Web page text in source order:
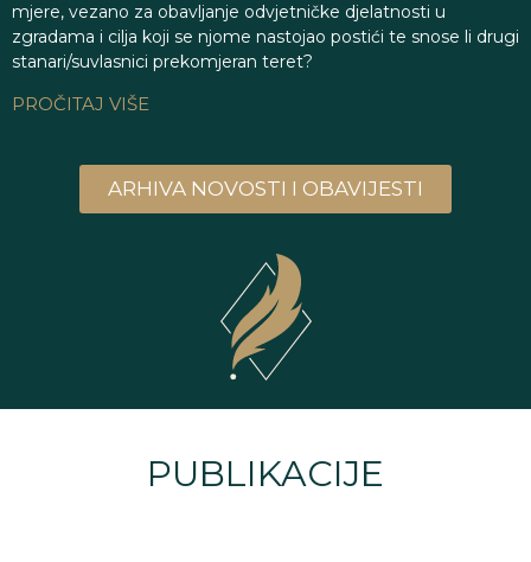
mjere, vezano za obavljanje odvjetničke djelatnosti u
zgradama i cilja koji se njome nastojao postići te snose li drugi
stanari/suvlasnici prekomjeran teret?
PROČITAJ VIŠE
ARHIVA NOVOSTI I OBAVIJESTI
PUBLIKACIJE